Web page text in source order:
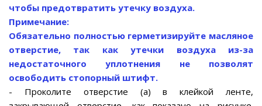
чтобы предотвратить утечку воздуха.
Примечание:
Обязательно полностью герметизируйте масляное
отверстие, так как утечки воздуха из-за
недостаточного уплотнения не позволят
освободить стопорный штифт.
- Проколите отверстие (а) в клейкой ленте,